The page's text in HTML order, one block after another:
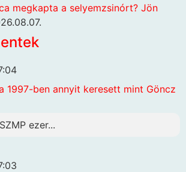
megkapta a selyemzsinórt? Jön
1997-ben annyit keresett mint Göncz
ezer...